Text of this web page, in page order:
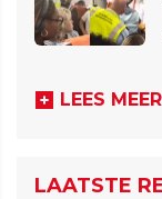
LEES MEER
LAATSTE